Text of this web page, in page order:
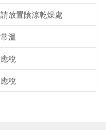
請放置陰涼乾燥處
常溫
應稅
應稅